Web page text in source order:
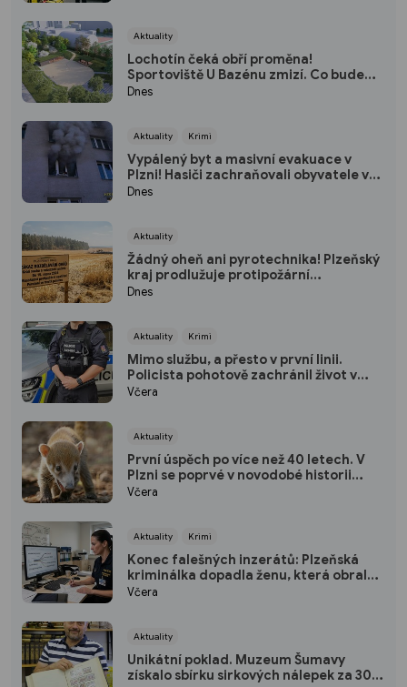
Aktuality
Lochotín čeká obří proměna!
Sportoviště U Bazénu zmizí. Co bude
místo něj?
Dnes
Aktuality Krimi
Vypálený byt a masivní evakuace v
Plzni! Hasiči zachraňovali obyvatele v
maskách
Dnes
Aktuality
Žádný oheň ani pyrotechnika! Plzeňský
kraj prodlužuje protipožární
pohotovost
Dnes
Aktuality Krimi
Mimo službu, a přesto v první linii.
Policista pohotově zachránil život v
plzeňském fitku
Včera
Aktuality
První úspěch po více než 40 letech. V
Plzni se poprvé v novodobé historii
narodili nosálové bělohubí
Včera
Aktuality Krimi
Konec falešných inzerátů: Plzeňská
kriminálka dopadla ženu, která obrala
desítky lidí po celé republice
Včera
Aktuality
Unikátní poklad. Muzeum Šumavy
získalo sbírku sirkových nálepek za 300